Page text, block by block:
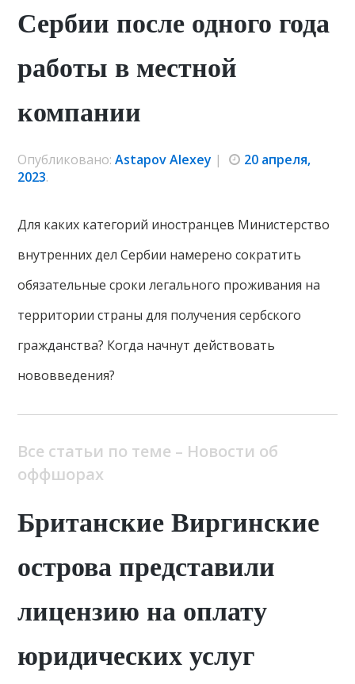
Сербии после одного года
работы в местной
компании
Опубликовано:Astapov Alexey |
20 апреля,
2023.
Для каких категорий иностранцев Министерство
внутренних дел Сербии намерено сократить
обязательные сроки легального проживания на
территории страны для получения сербского
гражданства? Когда начнут действовать
нововведения?
Все статьи по теме – Новости об
оффшорах
Британские Виргинские
острова представили
лицензию на оплату
юридических услуг